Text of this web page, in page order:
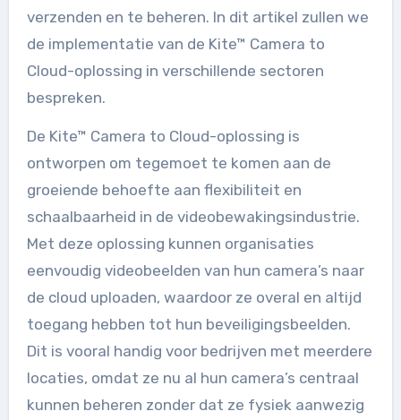
verzenden en te beheren. In dit artikel zullen we
de implementatie van de Kite™ Camera to
Cloud-oplossing in verschillende sectoren
bespreken.
De Kite™ Camera to Cloud-oplossing is
ontworpen om tegemoet te komen aan de
groeiende behoefte aan flexibiliteit en
schaalbaarheid in de videobewakingsindustrie.
Met deze oplossing kunnen organisaties
eenvoudig videobeelden van hun camera’s naar
de cloud uploaden, waardoor ze overal en altijd
toegang hebben tot hun beveiligingsbeelden.
Dit is vooral handig voor bedrijven met meerdere
locaties, omdat ze nu al hun camera’s centraal
kunnen beheren zonder dat ze fysiek aanwezig